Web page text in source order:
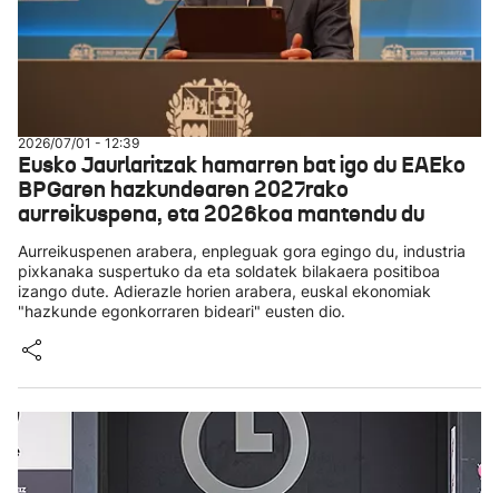
2026/07/01 - 12:39
Eusko Jaurlaritzak hamarren bat igo du EAEko
BPGaren hazkundearen 2027rako
aurreikuspena, eta 2026koa mantendu du
Aurreikuspenen arabera, enpleguak gora egingo du, industria
pixkanaka suspertuko da eta soldatek bilakaera positiboa
izango dute. Adierazle horien arabera, euskal ekonomiak
"hazkunde egonkorraren bideari" eusten dio.